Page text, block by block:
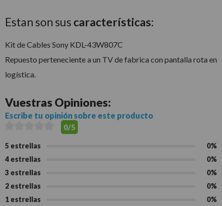
Estan son sus características:
Kit de Cables Sony KDL-43W807C
Repuesto perteneciente a un TV de fabrica con pantalla rota en
logística.
Vuestras Opiniones:
Escribe tu opinión sobre este producto
0/5
5 estrellas
0%
4 estrellas
0%
3 estrellas
0%
2 estrellas
0%
1 estrellas
0%